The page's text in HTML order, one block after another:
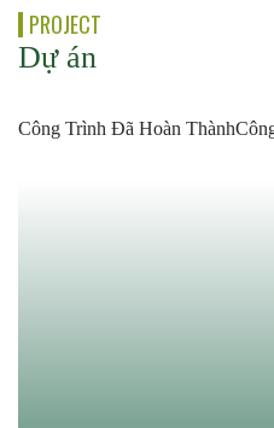
PROJECT
Dự án
Công Trình Đã Hoàn Thành